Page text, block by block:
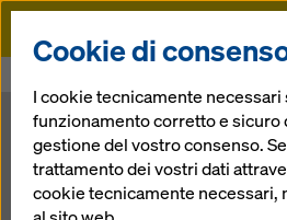
Doka
Cookie di
I cookie tecnicamente
funzionamento corretto e sicuro
gestione del vostro consenso.
trattamento dei vostri dati
cookie tecnicamente necessari,